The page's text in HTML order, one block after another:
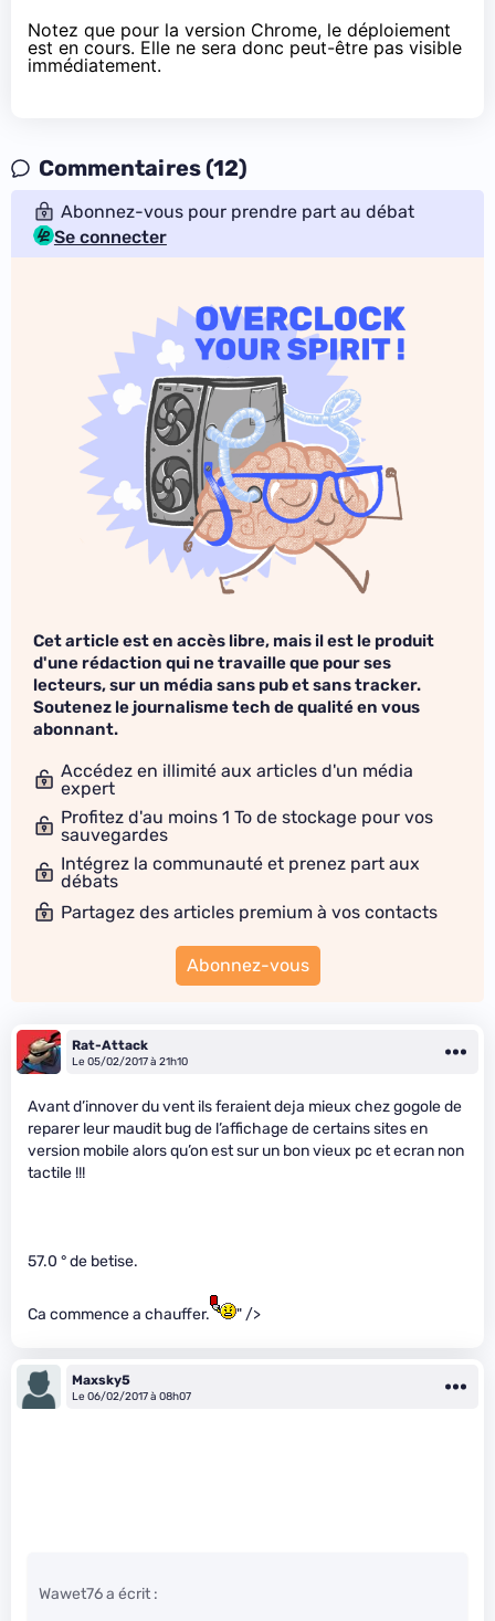
Notez que pour la version Chrome, le déploiement
est en cours. Elle ne sera donc peut-être pas visible
immédiatement.
Commentaires (12)
Abonnez-vous pour prendre part au débat
Se connecter
Cet article est en accès libre, mais il est le produit
d'une rédaction qui ne travaille que pour ses
lecteurs, sur un média sans pub et sans tracker.
Soutenez le journalisme tech de qualité en vous
abonnant.
Accédez en illimité aux articles d'un média
expert
Profitez d'au moins 1 To de stockage pour vos
sauvegardes
Intégrez la communauté et prenez part aux
débats
Partagez des articles premium à vos contacts
Abonnez-vous
Rat-Attack
Le 05/02/2017 à 21h10
Avant d’innover du vent ils feraient deja mieux chez gogole de
reparer leur maudit bug de l’affichage de certains sites en
version mobile alors qu’on est sur un bon vieux pc et ecran non
tactile !!!
57.0 ° de betise.
Ca commence a chauffer. " />
Maxsky5
Le 06/02/2017 à 08h07
Wawet76 a écrit :